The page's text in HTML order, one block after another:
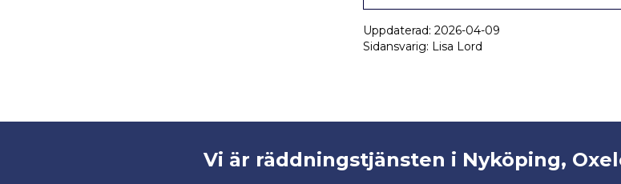
Uppdaterad:2026-04-09
Sidansvarig: Lisa Lord
Vi är räddningstjänsten i Nyköping,